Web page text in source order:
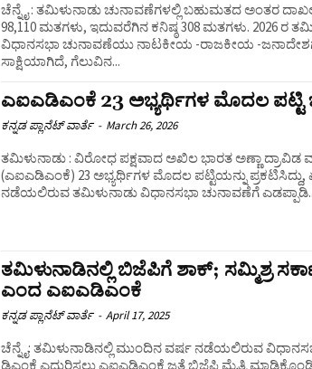
ಚೆನ್ನೈ : ತಮಿಳುನಾಡು ಚುನಾವಣೆಗಳಲ್ಲಿ ಬಹುಮತದ ಅಂತರ ದಾಖಲಾಗಿದ್ದು, ಗರಿಷ್ಠ
98,110 ಮತಗಳು, ಇದುವರೆಗಿನ ಕನಿಷ್ಠ 308 ಮತಗಳು. 2026 ರ ತಮಿಳುನಾಡು
ವಿಧಾನಸಭಾ ಚುನಾವಣೆಯು ನಾಟಕೀಯ -ರಾಜಕೀಯ -
ಸಾಕ್ಷಿಯಾಗಿದೆ, ಗೆಲುವಿನ...
ಎಐಎಡಿಎಂಕೆ 23 ಅಭ್ಯರ್ಥಿಗಳ ಮೊದಲ ಪಟ್ಟಿ
ಕನ್ನಡ ಪ್ಲಾನೆಟ್ ವಾರ್ತೆ - March 26, 2026
ತಮಿಳುನಾಡು : ವಿರೋಧ ಪಕ್ಷವಾದ ಅಖಿಲ ಭಾರತ ಅಣ್ಣಾ ದ್ರಾವಿಡ
(ಎಐಎಡಿಎಂಕೆ) 23 ಅಭ್ಯರ್ಥಿಗಳ ಮೊದಲ ಪಟ್ಟಿಯನ್ನು ಪ್ರಕಟಿಸಿದ್ದು,
ನಡೆಯಲಿರುವ ತಮಿಳುನಾಡು ವಿಧಾನಸಭಾ ಚುನಾವಣೆಗೆ
ತಮಿಳುನಾಡಿನಲ್ಲಿ ಬಿಜೆಪಿಗೆ ಶಾಕ್‌; ಸಮ್ಮಿಶ್ರ
ಎಂದ ಎಐಎಡಿಎಂಕೆ
ಕನ್ನಡ ಪ್ಲಾನೆಟ್ ವಾರ್ತೆ - April 17, 2025
ಚೆನ್ನೈ: ತಮಿಳುನಾಡಿನಲ್ಲಿ ಮುಂದಿನ ವರ್ಷ ನಡೆಯಲಿರುವ
ಡಿಎಂಕೆ ಎದುರಿಸಲು ಎಐಎಡಿಎಂಕೆ ಜತೆ ಬಿಜೆಪಿ ಮೈತ್ರಿ